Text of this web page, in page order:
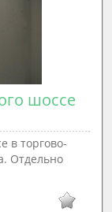
шоссе
в торгово-
Отдельно